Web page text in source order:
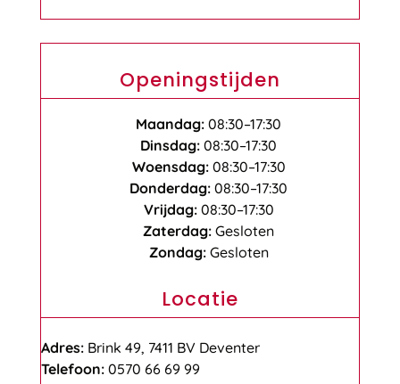
Openingstijden
Maandag: 08:30–17:30
Dinsdag: 08:30–17:30
Woensdag:08:30–17:30
Donderdag: 08:30–17:30
Vrijdag:08:30–17:30
Zaterdag: Gesloten
Zondag:Gesloten
Locatie
Adres:Brink 49, 7411 BV Deventer
Telefoon:0570 66 69 99